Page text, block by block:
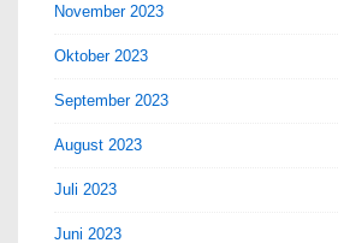
November 2023
Oktober 2023
September 2023
August 2023
Juli 2023
Juni 2023